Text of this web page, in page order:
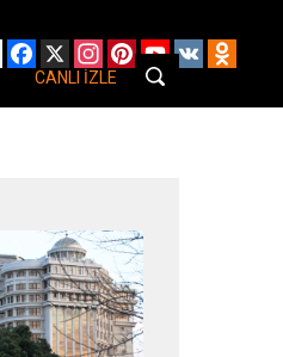
Facebook
X Instagram
PinterestYouTube
VK
CANLI İZLE